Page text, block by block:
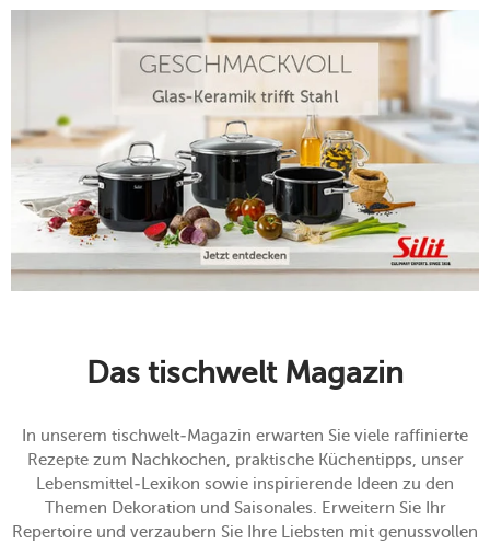
Das tischwelt Magazin
In unserem tischwelt-Magazin erwarten Sie viele raffinierte
Rezepte zum Nachkochen, praktische Küchentipps, unser
Lebensmittel-Lexikon sowie inspirierende Ideen zu den
Themen Dekoration und Saisonales. Erweitern Sie Ihr
Repertoire und verzaubern Sie Ihre Liebsten mit genussvollen